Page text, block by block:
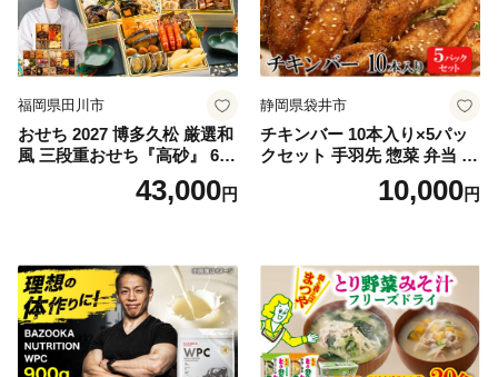
福岡県田川市
おせち 2027 博多久松 厳選和
風 三段重おせち『高砂』 6.5
寸 3段重 2～3人前 おせち料
理 重箱 お正月 冷凍おせち 縁
ち 本格おせち おせち予約 年
末 年始 お取り寄せ 新春 贅沢
おせち こだわりおせち 惣菜
老舗おせち ふるさと納税お
せち 御節 お節料理 正月 調理
不要 おせち料理2027
43,000円
静岡県袋井市
チキンバー 10本入り×5パッ
クセット 手羽先 惣菜 弁当 お
かず お酒 おつまみ ギフト キ
ャンプ アウトドア キャンプ
10,000円